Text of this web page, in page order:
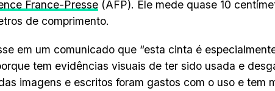
France-Presse (AFP). Ele mede quase 10
de comprimento.
em um comunicado que “esta cinta é
tem evidências visuais de ter sido usada e
imagens e escritos foram gastos com o uso e tem